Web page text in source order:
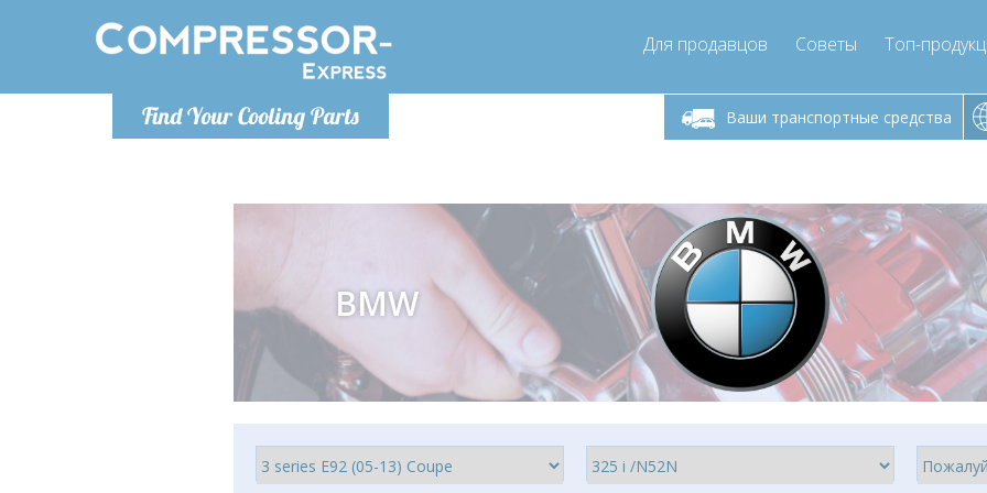
Find Your Cooling Parts
Для продавцов Советы Топ-
Ваши транспортные средства
Понедельник-пятница 9:00Понедельник-пятница 9:00
- 17
info@compressor-express.ru
BMW